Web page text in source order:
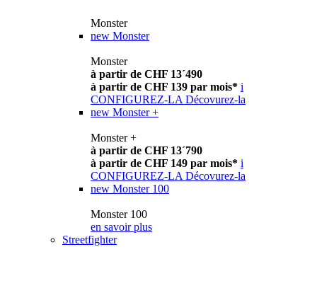
Monster
new Monster
Monster
à partir de CHF 13´490
à partir de CHF 139 par mois* i
CONFIGUREZ-LA Décovurez-la
new Monster +
Monster +
à partir de CHF 13´790
à partir de CHF 149 par mois* i
CONFIGUREZ-LA Décovurez-la
new Monster 100
Monster 100
en savoir plus
Streetfighter